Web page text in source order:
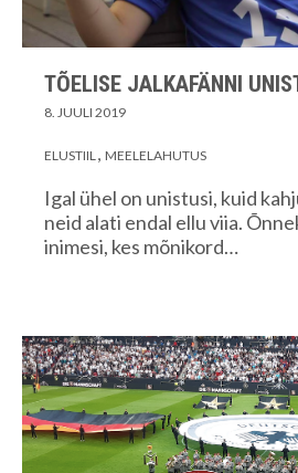
TÕELISE JALKAFÄNNI
8. JUULI 2019
ELUSTIIL MEELELAHUTUS
Igal ühel on unistusi, kuid
neid alati endal ellu viia.
inimesi, kes mõnikord…